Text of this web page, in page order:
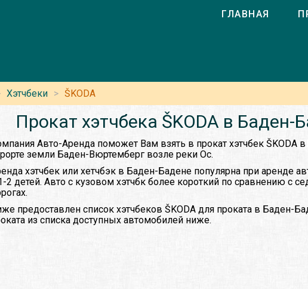
ГЛАВНАЯ
Хэтчбеки ŠKODA
Прокат хэтчбека ŠKODA в Баден-
Авто-Аренда поможет Вам взять в прокат хэтчбек
земли Баден-Вюртемберг возле реки Ос.
хэтчбек или хетчбэк в Баден-Бадене популярна при аренде
2 детей. Авто с кузовом хэтчбк более короткий по сравнению с
предоставлен список хэтчбеков ŠKODA для проката в Баден-
из списка доступных автомобилей ниже.